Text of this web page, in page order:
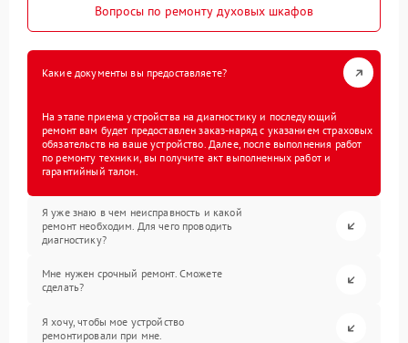
Вопросы по ремонту духовых шкафов
Какие документы вы предоставляете?
На этапе приема устройства на диагностику и последующий
ремонт вам будет предоставлен заказ-наряд с указанием страховых
обязательств на ваше устройство. Далее, после выполнения работ
по ремонту техники, вы получите акт выполненных работ и
гарантийный талон.
Я уже знаю в чем неисправность и какой
ремонт необходим. Для чего проводить
диагностику?
Мне нужен срочный ремонт. Сможете
сделать?
Я хочу, чтобы мое устройство
ремонтировали при мне.